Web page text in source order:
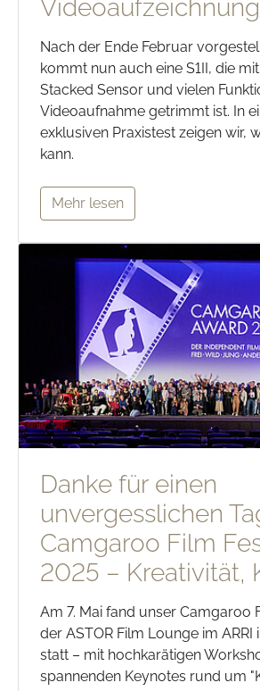
Videoaufzeichnung
Nach der Ende Februar
kommt nun auch eine S1II, die
Stacked Sensor und vielen
Videoaufnahme getrimmt ist. In
exklusiven Praxistest zeigen wir,
kann.
Mehr lesen
Danke für einen
unvergesslichen
Camgaroo Film
2025 – Kreativität,
Am 7. Mai fand unser Camgaroo
der ASTOR Film Lounge im ARRI
statt – mit hochkarätigen
spannenden Keynotes rund um